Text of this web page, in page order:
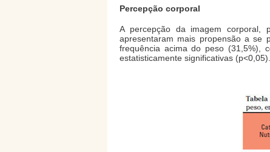
Percepção corporal
A percepção da imagem corporal,
apresentaram mais propensão a se
frequência acima do peso (31,5%),
estatisticamente significativas (p<0,05).